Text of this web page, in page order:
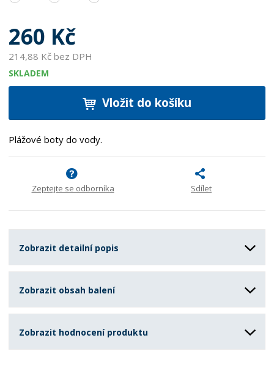
260 Kč
214,88 Kč bez DPH
SKLADEM
Vložit do košíku
Plážové boty do vody.
Zeptejte se odborníka Sdílet
Zobrazit detailní popis
Zobrazit obsah balení
Zobrazit hodnocení produktu